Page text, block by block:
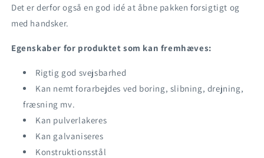
Det er derfor også en god idé at åbne pakken forsigtigt og
med handsker.
Egenskaber for produktet som kan fremhæves:
Rigtig god svejsbarhed
Kan nemt forarbejdes ved boring, slibning, drejning,
fræsning mv.
Kan pulverlakeres
Kan galvaniseres
Konstruktionsstål